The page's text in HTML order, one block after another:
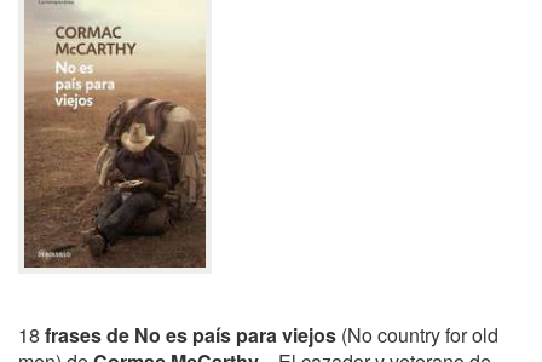
18 frases de No es país para viejos (No country for old